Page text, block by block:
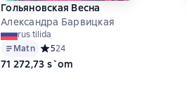
Гольяновская Весна
Александра Барвицкая
rus tilida
Matn Средний рейтинг 5 на основе 24
524
71 272,73 s`om